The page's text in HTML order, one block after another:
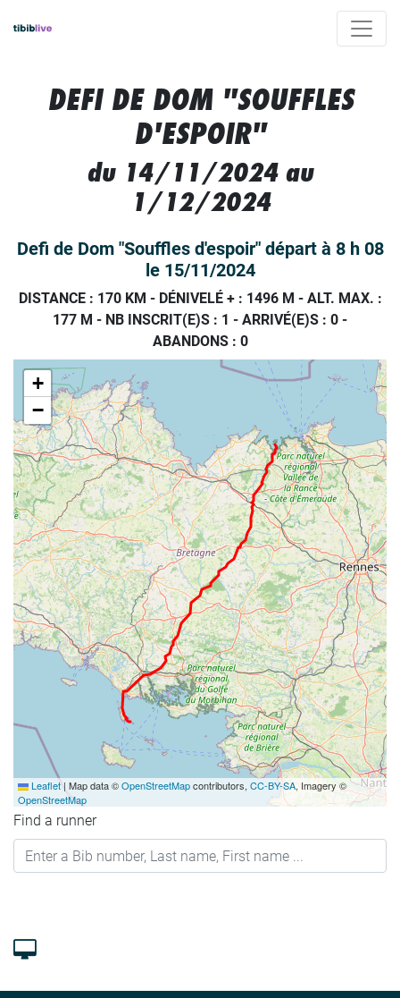
DEFI DE DOM "SOUFFLES
D'ESPOIR"
du 14/11/2024 au
1/12/2024
Defi de Dom "Souffles d'espoir" départ à 8 h 08
le 15/11/2024
DISTANCE : 170 KM - DÉNIVELÉ + : 1496 M - ALT. MAX. :
177 M - NB INSCRIT(E)S : 1 - ARRIVÉ(E)S : 0 -
ABANDONS : 0
+
−
Leaflet | Map data ©OpenStreetMapcontributors, CC-BY-SA, Imagery ©
OpenStreetMap
Find a runner